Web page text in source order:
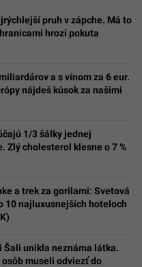
pruh v zápche. Má to
hrozí pokuta
a s vínom za 6 eur.
nájdeš kúsok za našimi
1/3 šálky jednej
Zlý cholesterol klesne o 7 %
a trek za gorilami: Svetová
10 najluxusnejších hoteloch
Šali unikla neznáma látka.
museli odviezť do